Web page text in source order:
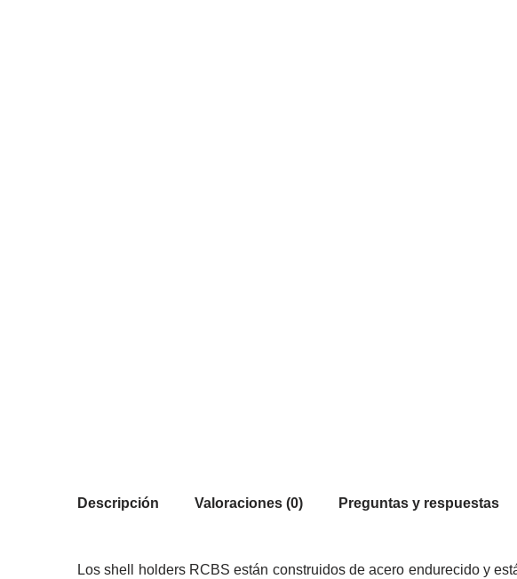
Descripción Valoraciones (0) Preguntas y respuestas
Los shell holders RCBS están construidos de acero endurecido y